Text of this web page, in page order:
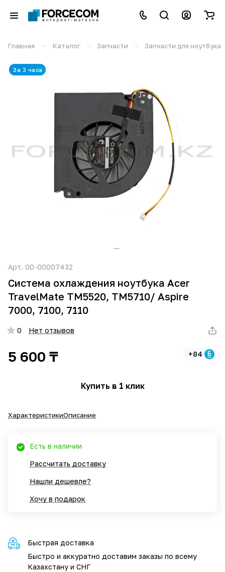
Главная – Каталог – Запчасти – Запчасти для ноутбука
За 3 часа
Арт. 00-00007432
Система охлаждения ноутбука Acer
TravelMate TM5520, ТМ5710/ Aspire
7000, 7100, 7110
0 Нет отзывов
5 600 ₸ +84
Купить в 1 клик
ХарактеристикиОписание
Есть в наличии
Рассчитать доставку
Нашли дешевле?
Хочу в подарок
Быстрая доставка
Быстро и аккуратно доставим заказы по всему
Казахстану и СНГ